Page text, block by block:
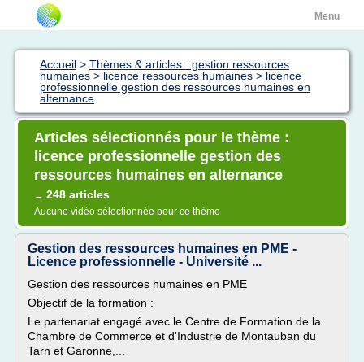
Menu
Accueil > Thèmes & articles : gestion ressources
humaines > licence ressources humaines > licence
professionnelle gestion des ressources humaines en
alternance
Articles sélectionnés pour le thème :
licence professionnelle gestion des
ressources humaines en alternance
→ 248 articles
Aucune vidéo sélectionnée pour ce thème
Gestion des ressources humaines en PME -
Licence professionnelle - Université ...
Gestion des ressources humaines en PME
Objectif de la formation :
Le partenariat engagé avec le Centre de Formation de la
Chambre de Commerce et d'Industrie de Montauban du
Tarn et Garonne,...